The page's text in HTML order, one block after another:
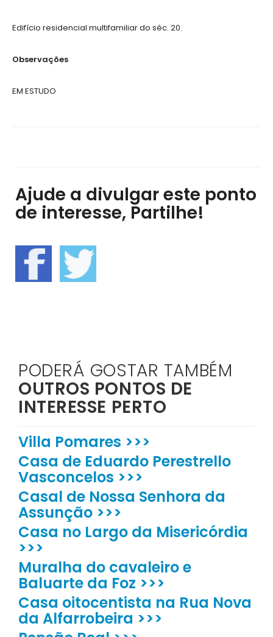
Edifício residencial multifamiliar do séc. 20.
Observações
EM ESTUDO
Ajude a divulgar este ponto
de interesse, Partilhe!
PODERÁ GOSTAR TAMBÉM
OUTROS PONTOS DE
INTERESSE PERTO
Villa Pomares >>>
Casa de Eduardo Perestrello
Vasconcelos >>>
Casal de Nossa Senhora da
Assunção >>>
Casa no Largo da Misericórdia
>>>
Muralha do cavaleiro e
Baluarte da Foz >>>
Casa oitocentista na Rua Nova
da Alfarrobeira >>>